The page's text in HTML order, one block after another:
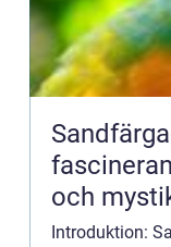
och
Introduktion: